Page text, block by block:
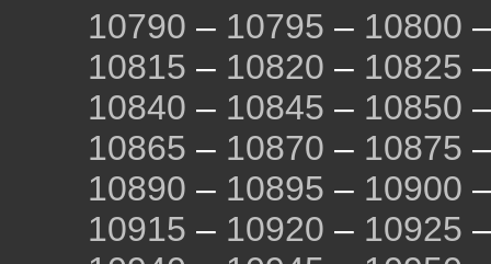
10790 – 10795 – 10800
10815 – 10820 – 10825
10840 – 10845 – 10850
10865 – 10870 – 10875
10890 – 10895 – 10900
10915 – 10920 – 10925